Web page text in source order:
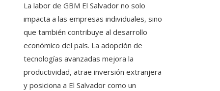
La labor de GBM El Salvador no solo
impacta a las empresas individuales, sino
que también contribuye al desarrollo
económico del país. La adopción de
tecnologías avanzadas mejora la
productividad, atrae inversión extranjera
y posiciona a El Salvador como un